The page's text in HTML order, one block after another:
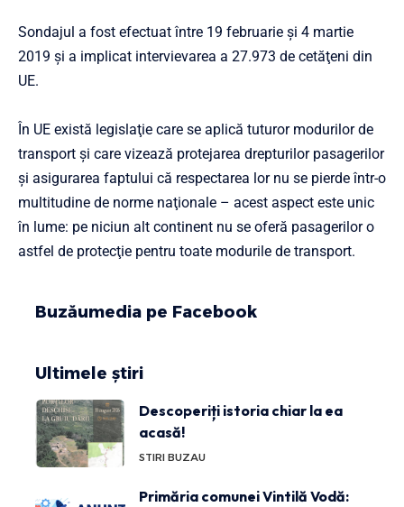
Sondajul a fost efectuat între 19 februarie şi 4 martie
2019 şi a implicat intervievarea a 27.973 de cetăţeni din
UE.
În UE există legislaţie care se aplică tuturor modurilor de
transport şi care vizează protejarea drepturilor pasagerilor
şi asigurarea faptului că respectarea lor nu se pierde într-o
multitudine de norme naţionale – acest aspect este unic
în lume: pe niciun alt continent nu se oferă pasagerilor o
astfel de protecţie pentru toate modurile de transport.
Buzăumedia pe Facebook
Ultimele știri
Descoperiți istoria chiar la ea
acasă!
STIRI BUZAU
Primăria comunei Vintilă Vodă: